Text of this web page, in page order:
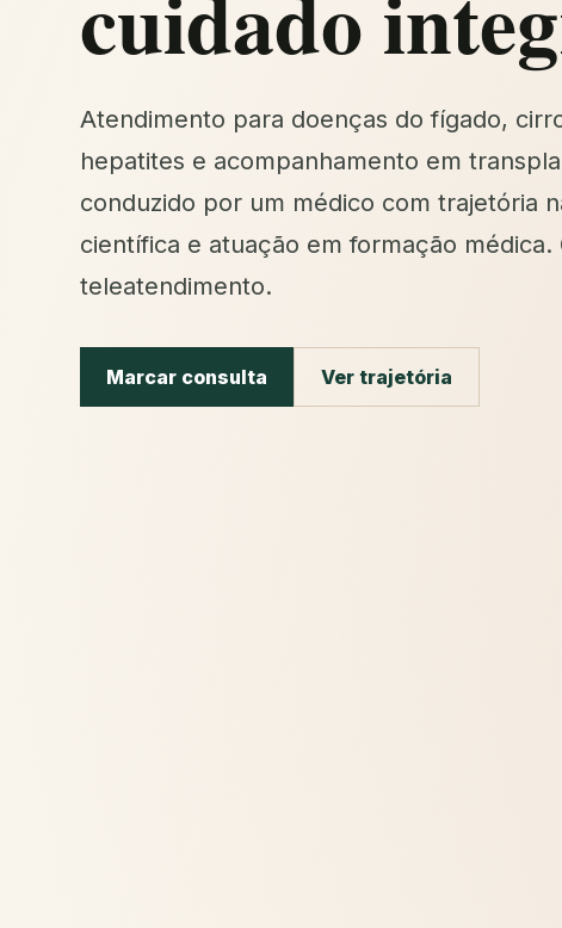
Atendimento para doenças do fígado,
hepatites e acompanhamento em
conduzido por um médico com trajetória
científica e atuação em formação médica.
teleatendimento.
Marcar consulta Ver trajetória